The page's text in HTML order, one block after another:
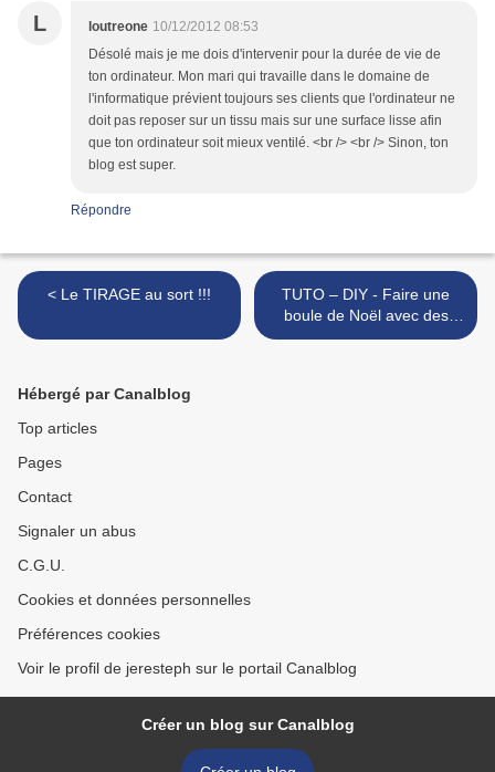
L loutreone 10/12/2012 08:53
Désolé mais je me dois d'intervenir pour la durée de vie de
ton ordinateur. Mon mari qui travaille dans le domaine de
l'informatique prévient toujours ses clients que l'ordinateur ne
doit pas reposer sur un tissu mais sur une surface lisse afin
que ton ordinateur soit mieux ventilé. <br /> <br /> Sinon, ton
blog est super.
Répondre
< Le TIRAGE au sort !!!
TUTO – DIY - Faire une
boule de Noël avec des
grannys crochetés … >
Hébergé par Canalblog
Top articles
Pages
Contact
Signaler un abus
C.G.U.
Cookies et données personnelles
Préférences cookies
Voir le profil de jeresteph sur le portail Canalblog
Créer un blog sur Canalblog